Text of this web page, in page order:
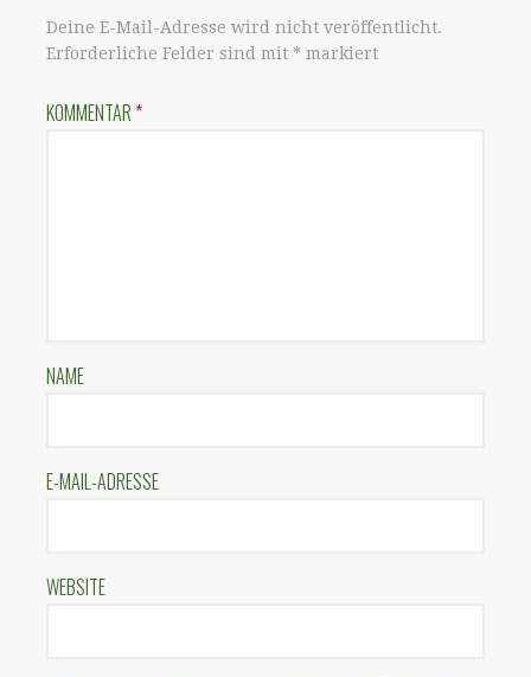
Deine E-Mail-Adresse wird nicht veröffentlicht.
Erforderliche Felder sind mit * markiert
KOMMENTAR*
NAME
E-MAIL-ADRESSE
WEBSITE